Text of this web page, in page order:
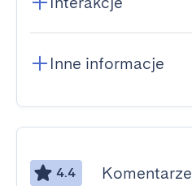
Inne informacje
4.4 Komentarze